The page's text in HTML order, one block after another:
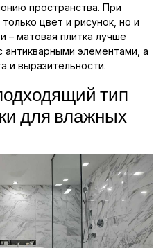
пространства. При
цвет и рисунок, но и
– матовая плитка лучше
элементами, а
и выразительности.
тип
для влажных